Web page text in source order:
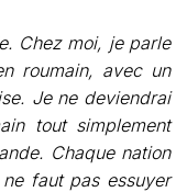
Chez moi, je parle
roumain, avec un
Je ne deviendrai
tout simplement
Chaque nation
faut pas essuyer